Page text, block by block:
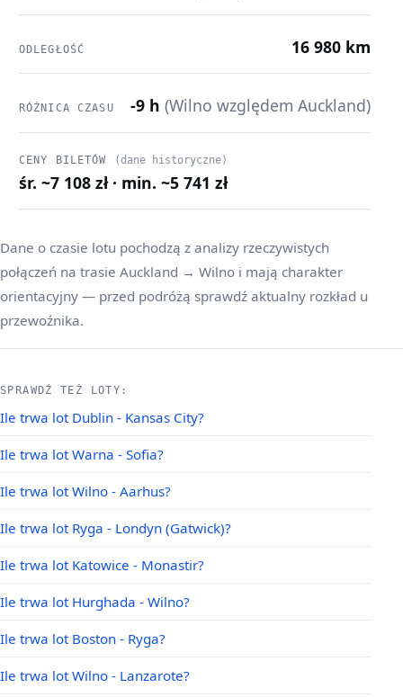
ODLEGŁOŚĆ 16 980 km
RÓŻNICA CZASU -9 h(Wilno względem Auckland)
CENY BILETÓW (dane historyczne)
śr. ~7 108 zł · min. ~5 741 zł
Dane o czasie lotu pochodzą z analizy rzeczywistych
połączeń na trasie Auckland → Wilno i mają charakter
orientacyjny — przed podróżą sprawdź aktualny rozkład u
przewoźnika.
SPRAWDŹ TEŻ LOTY:
Ile trwa lot Dublin - Kansas City?
Ile trwa lot Warna - Sofia?
Ile trwa lot Wilno - Aarhus?
Ile trwa lot Ryga - Londyn (Gatwick)?
Ile trwa lot Katowice - Monastir?
Ile trwa lot Hurghada - Wilno?
Ile trwa lot Boston - Ryga?
Ile trwa lot Wilno - Lanzarote?